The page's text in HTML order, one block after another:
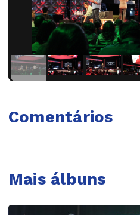
Mais álbuns
Comentários